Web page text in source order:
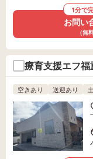
1分で
お問い
（無
療育支援エフ福
空きあり 送迎あり